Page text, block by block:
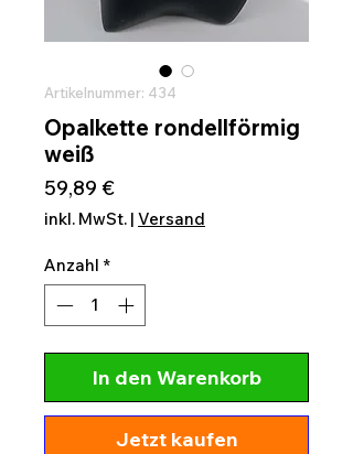
Artikelnummer: 434
Opalkette rondellförmig
weiß
59,89 €Preis
inkl. MwSt. | Versand
Anzahl *
In den Warenkorb
Jetzt kaufen